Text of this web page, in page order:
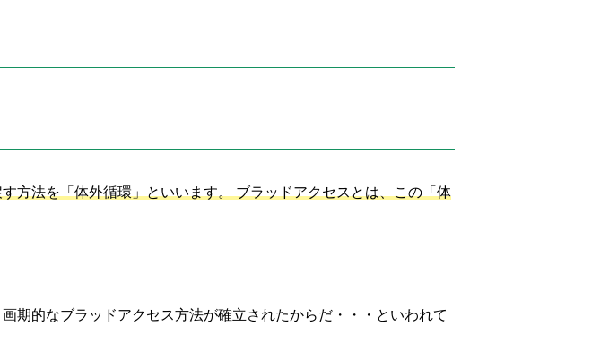
方法を「体外循環」といいます。 ブラッドアクセスとは、この「体
期的なブラッドアクセス方法が確立されたからだ・・・といわれて